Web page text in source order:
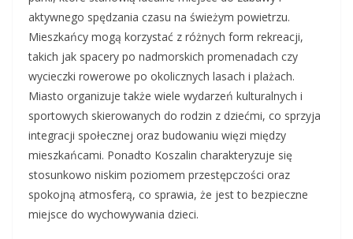
aktywnego spędzania czasu na świeżym powietrzu.
Mieszkańcy mogą korzystać z różnych form rekreacji,
takich jak spacery po nadmorskich promenadach czy
wycieczki rowerowe po okolicznych lasach i plażach.
Miasto organizuje także wiele wydarzeń kulturalnych i
sportowych skierowanych do rodzin z dziećmi, co sprzyja
integracji społecznej oraz budowaniu więzi między
mieszkańcami. Ponadto Koszalin charakteryzuje się
stosunkowo niskim poziomem przestępczości oraz
spokojną atmosferą, co sprawia, że jest to bezpieczne
miejsce do wychowywania dzieci.